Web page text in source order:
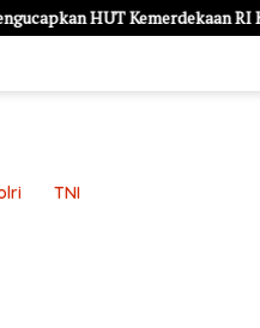
RI Ke – 81
TNI